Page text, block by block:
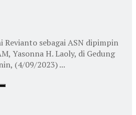
Revianto sebagai ASN dipimpin
Yasonna H. Laoly, di Gedung
(4/09/2023) ...